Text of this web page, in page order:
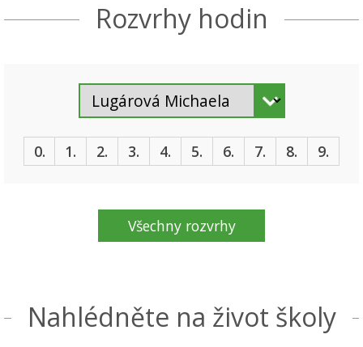
Rozvrhy hodin
0. 1. 2. 3. 4. 5. 6. 7. 8. 9.
Všechny rozvrhy
Nahlédněte na život školy